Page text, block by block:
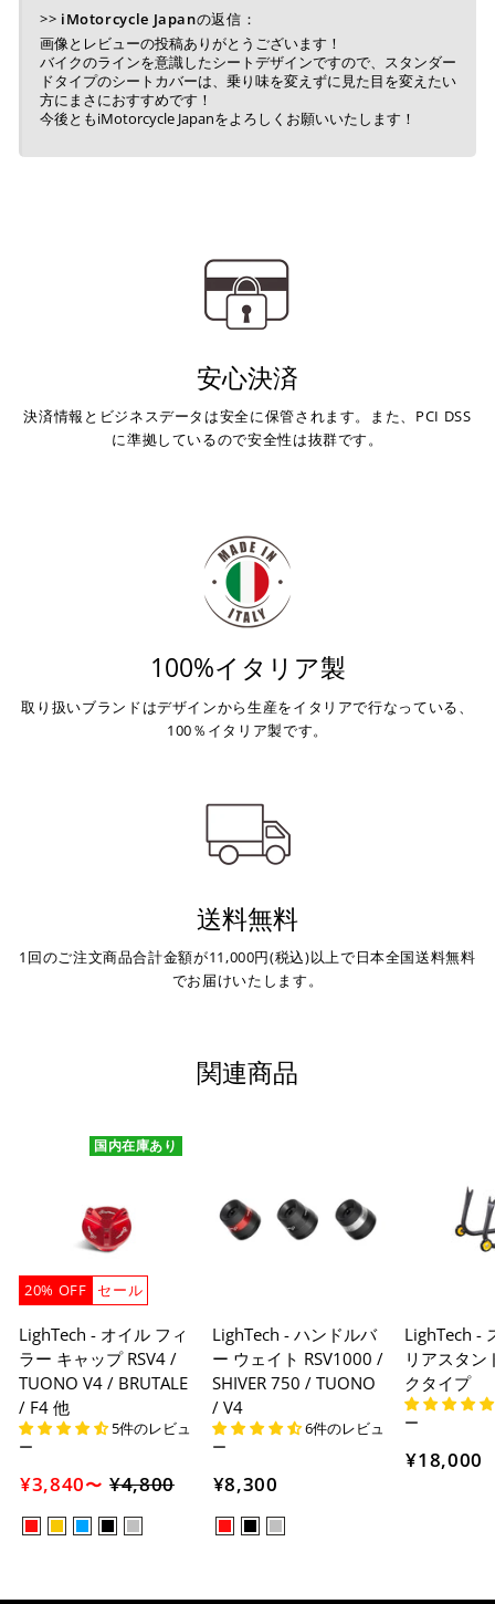
>> iMotorcycle Japanの返信：
画像とレビューの投稿ありがとうございます！
バイクのラインを意識したシートデザインですので、スタンダー
ドタイプのシートカバーは、乗り味を変えずに見た目を変えたい
方にまさにおすすめです！
今後ともiMotorcycle Japanをよろしくお願いいたします！
安心決済
決済情報とビジネスデータは安全に保管されます。また、PCI DSS
に準拠しているので安全性は抜群です。
100%イタリア製
取り扱いブランドはデザインから生産をイタリアで行なっている、
100％イタリア製です。
送料無料
1回のご注文商品合計金額が11,000円(税込)以上で日本全国送料無料
でお届けいたします。
関連商品
20% OFF セール
国内在庫あり
LighTech - オイル フィ
ラー キャップ RSV4 /
TUONO V4 / BRUTALE
/ F4 他
5件のレビュ
ー
¥3,840〜 ¥4,800セ
LighTech - ハンドルバ
ー ウェイト RSV1000 /
SHIVER 750 / TUONO
/ V4
6件のレビュ
ー
¥8,300
LighTech -
リアスタン
クタイプ
ー
¥18,000